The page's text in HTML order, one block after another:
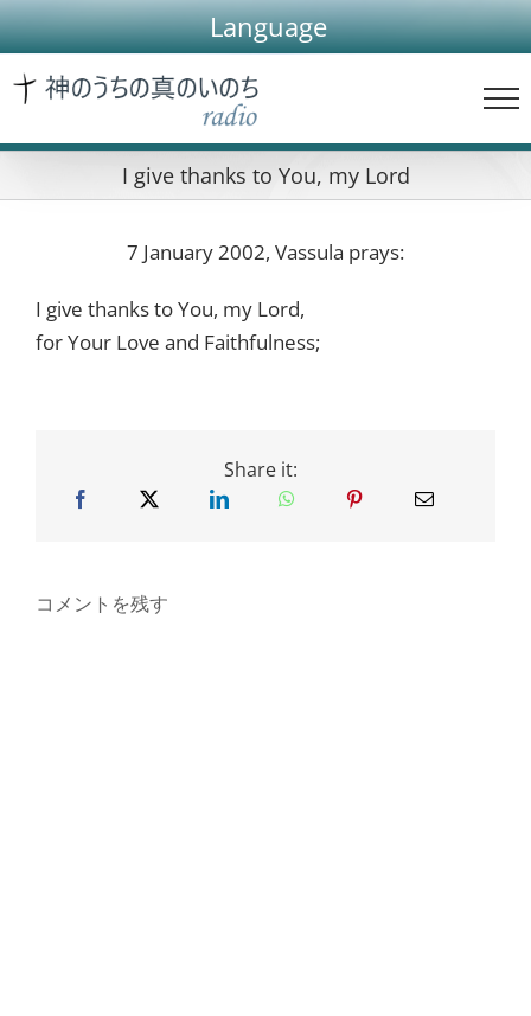
Skip
to
content
Language
I give thanks to You, my Lord
7 January 2002, Vassula prays:
I give thanks to You, my Lord,
for Your Love and Faithfulness;
Share it:
コメントを残す